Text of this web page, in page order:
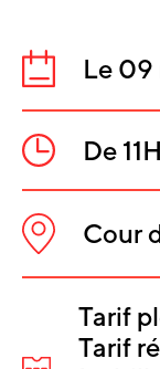
Date
:
Le
Heure
:
De
Lieu
:
Cour
Tarif
Tarif